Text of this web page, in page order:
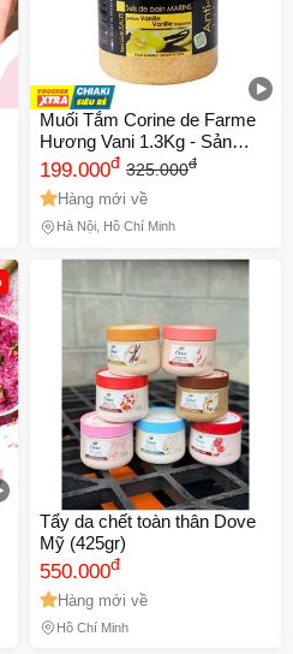
Muối Tắm Corine de Farme
Hương Vani 1.3Kg - Sản
Phẩm Chăm Sóc Da Giúp
Thư Giãn và Làm Mềm Da
Cho Mọi Loại Da
199.000đ 325.000đ
Hàng mới về
Hà Nội, Hồ Chí Minh
Tẩy da chết toàn thân Dove
Mỹ (425gr)
550.000đ
Hàng mới về
Hồ Chí Minh